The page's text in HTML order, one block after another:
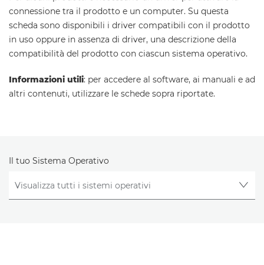
connessione tra il prodotto e un computer. Su questa
scheda sono disponibili i driver compatibili con il prodotto
in uso oppure in assenza di driver, una descrizione della
compatibilità del prodotto con ciascun sistema operativo.
Informazioni utili: per accedere al software, ai manuali e ad
altri contenuti, utilizzare le schede sopra riportate.
Il tuo Sistema Operativo